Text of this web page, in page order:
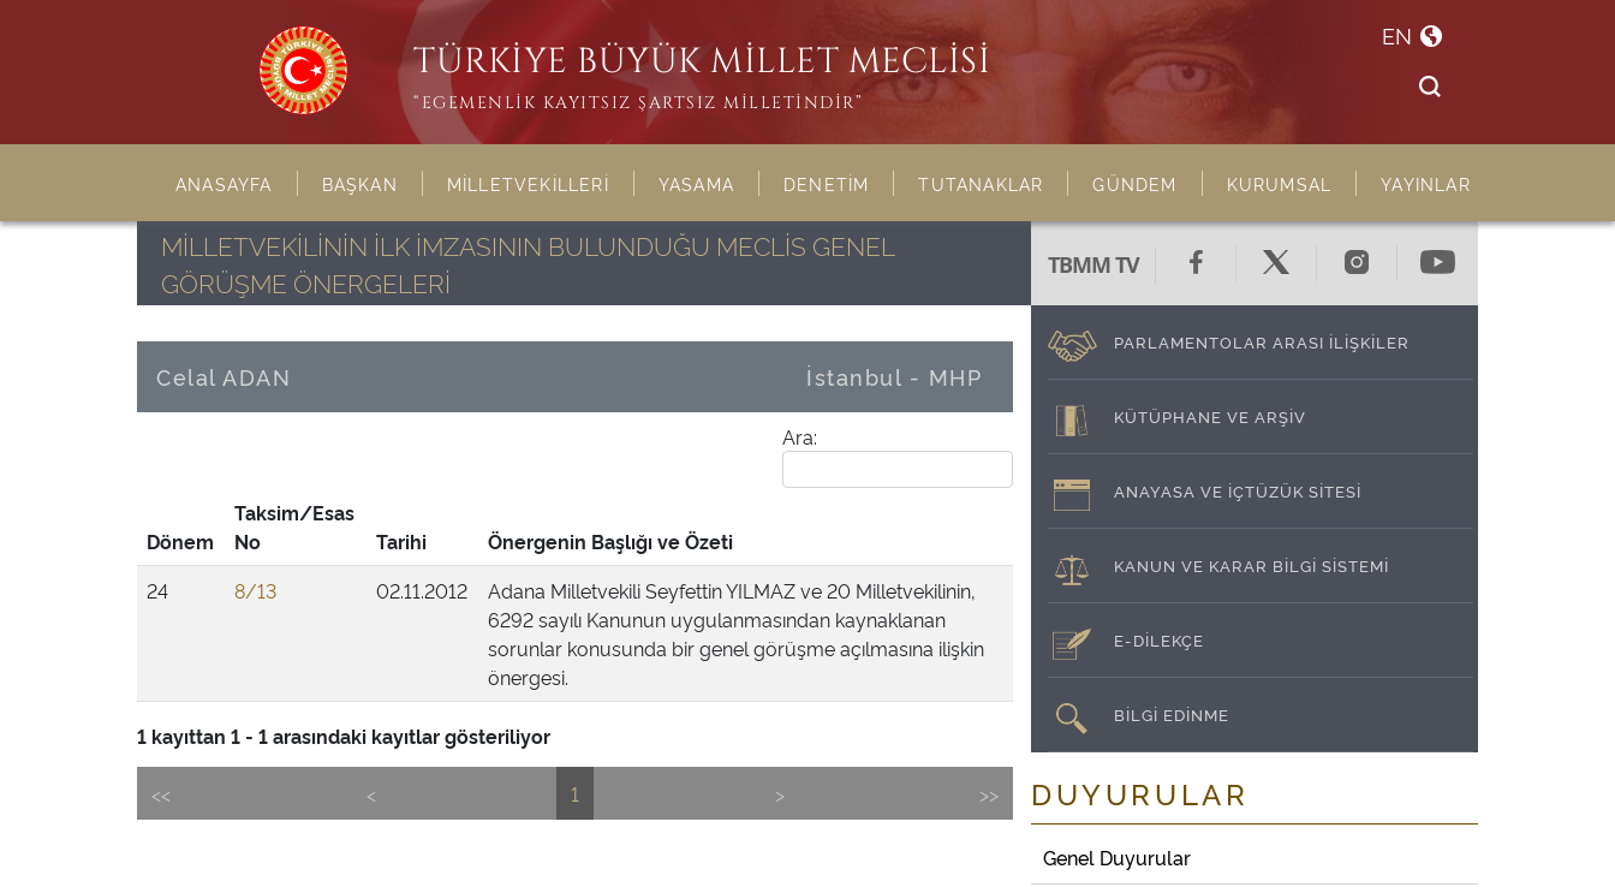
TÜRKİYE BÜYÜK MİLLET MECLİSİ
“EGEMENLİK KAYITSIZ ŞARTSIZ MİLLETİNDİR”
EN
ANASAYFA BAŞKAN MİLLETVEKİLLERİ YASAMA DENETİM TUTANAKLAR GÜNDEM KURUMSAL YAYINLAR
MİLLETVEKİLİNİN İLK İMZASININ BULUNDUĞU MECLİS GENEL
GÖRÜŞME ÖNERGELERİ
Celal ADAN İstanbul - MHP
Ara:
Dönem
Taksim/Esas
No
Tarihi
Önergenin Başlığı ve Özeti
24
8/13 02.11.2012
Adana Milletvekili Seyfettin YILMAZ ve 20 Milletvekilinin,
6292 sayılı Kanunun uygulanmasından kaynaklanan
sorunlar konusunda bir genel görüşme açılmasına ilişkin
önergesi.
1 kayıttan 1 - 1 arasındaki kayıtlar gösteriliyor
<< < 1 > >>
TBMM TV
PARLAMENTOLAR ARASI İLİŞKİLER
KÜTÜPHANE VE ARŞİV
ANAYASA VE İÇTÜZÜK SİTESİ
KANUN VE KARAR BİLGİ SİSTEMİ
E-DİLEKÇE
BİLGİ EDİNME
DUYURULAR
Genel Duyurular